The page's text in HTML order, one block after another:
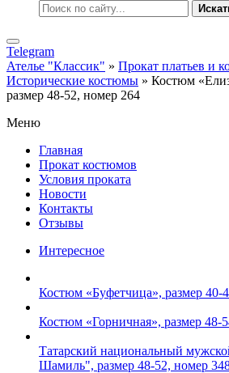
Telegram
Ателье "Классик" » Прокат платьев и
Исторические костюмы » Костюм
размер 48-52, номер 264
Меню
Главная
Прокат костюмов
Условия проката
Новости
Контакты
Отзывы
Интересное
Костюм «Буфетчица», размер 40-
Костюм «Горничная», размер 48-
Татарский национальный
Шамиль", размер 48-52, номер